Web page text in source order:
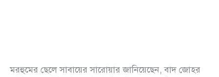
মরহুমের ছেলে সাবায়ের সারোয়ার জানিয়েছেন, বাদ জোহর